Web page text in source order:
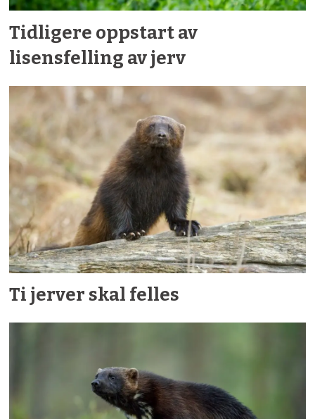
Tidligere oppstart av
lisensfelling av jerv
Ti jerver skal felles